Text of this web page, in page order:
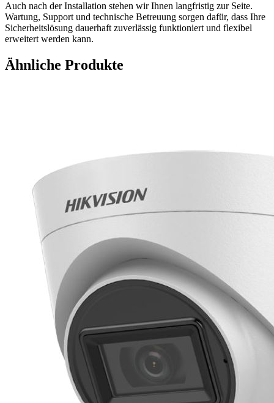
Auch nach der Installation stehen wir Ihnen langfristig zur Seite.
Wartung, Support und technische Betreuung sorgen dafür, dass Ihre
Sicherheitslösung dauerhaft zuverlässig funktioniert und flexibel
erweitert werden kann.
Ähnliche Produkte